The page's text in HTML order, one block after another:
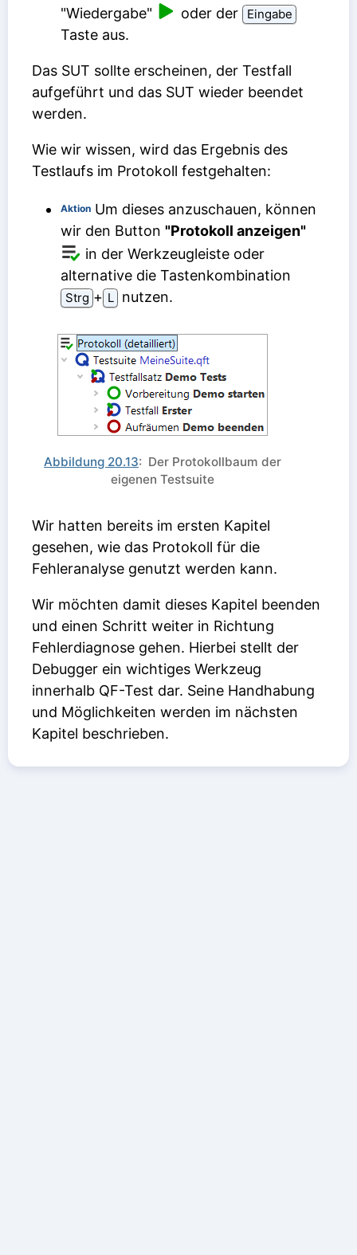
"Wiedergabe"
oder der Eingabe
Taste aus.
Das SUT sollte erscheinen, der Testfall
aufgeführt und das SUT wieder beendet
werden.
Wie wir wissen, wird das Ergebnis des
Testlaufs im Protokoll festgehalten:
Aktion Um dieses anzuschauen, können
wir den Button "Protokoll anzeigen"
in der Werkzeugleiste oder
alternative die Tastenkombination
Strg ⁠+⁠ L nutzen.
Abbildung 20.13: Der Protokollbaum der
eigenen Testsuite
Wir hatten bereits im ersten Kapitel
gesehen, wie das Protokoll für die
Fehleranalyse genutzt werden kann.
Wir möchten damit dieses Kapitel beenden
und einen Schritt weiter in Richtung
Fehlerdiagnose gehen. Hierbei stellt der
Debugger ein wichtiges Werkzeug
innerhalb QF-Test dar. Seine Handhabung
und Möglichkeiten werden im nächsten
Kapitel beschrieben.